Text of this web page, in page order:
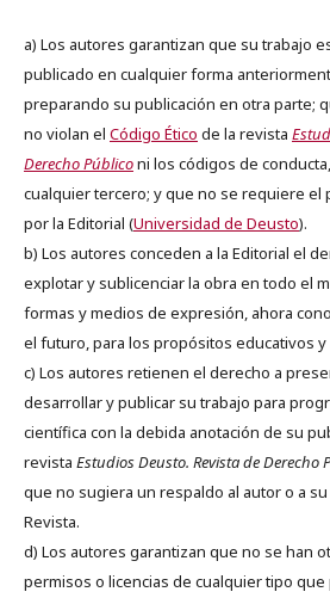
a) Los autores garantizan que su trabajo
publicado en cualquier forma
preparando su publicación en otra parte;
no violan el Código Ético de la revista
Derecho Públiconi los códigos de
cualquier tercero; y que no se requiere el
por la Editorial (Universidad de Deusto).
b) Los autores conceden a la Editorial el
explotar y sublicenciar la obra en todo el
formas y medios de expresión, ahora
el futuro, para los propósitos educativos y
c) Los autores retienen el derecho a
desarrollar y publicar su trabajo para
científica con la debida anotación de su
revista Estudios Deusto. Revista de Derecho
que no sugiera un respaldo al autor o a
Revista.
d) Los autores garantizan que no se han
permisos o licencias de cualquier tipo